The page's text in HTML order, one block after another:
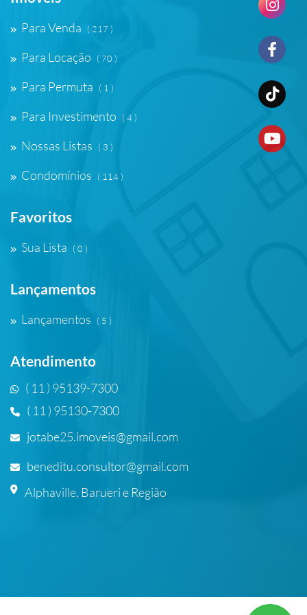
Para Venda ( 217 )
Para Locação ( 70 )
Para Permuta ( 1 )
Para Investimento ( 4 )
Nossas Listas ( 3 )
Condomínios ( 114 )
Favoritos
Sua Lista ( 0 )
Lançamentos
Lançamentos ( 5 )
Atendimento
( 11 ) 95139-7300
( 11 ) 95130-7300
jotabe25.imoveis@gmail.com
beneditu.consultor@gmail.com
Alphaville, Barueri e Região